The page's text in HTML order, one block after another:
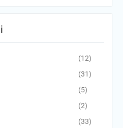
(12)
(31)
(5)
(2)
(33)